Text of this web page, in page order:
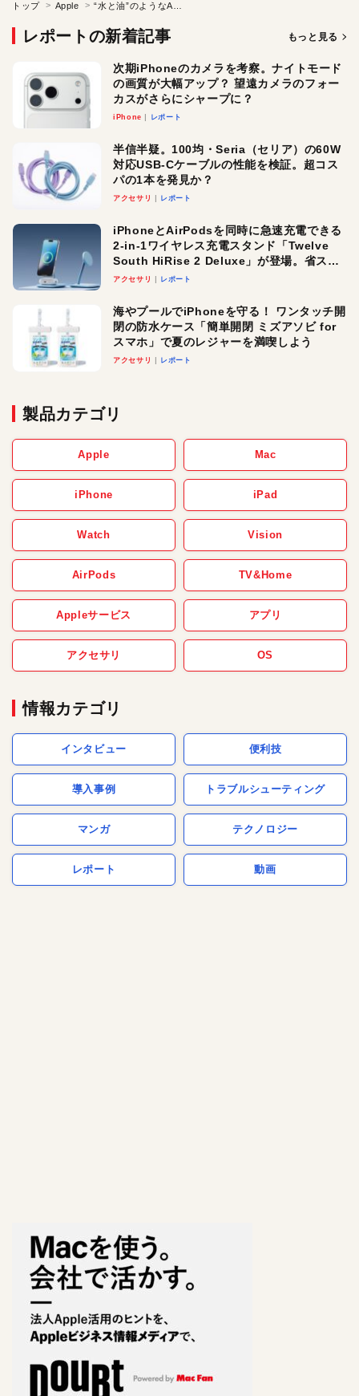
トップ Apple
レポートの新着記事 もっと見る
次期iPhoneのカメラを考察。ナイトモード
の画質が大幅アップ？ 望遠カメラのフォー
カスがさらにシャープに？
iPhone レポート
半信半疑。100均・Seria（セリア）の60W
対応USB-Cケーブルの性能を検証。超コス
パの1本を発見か？
アクセサリ レポート
iPhoneとAirPodsを同時に急速充電できる
2-in-1ワイヤレス充電スタンド「Twelve
South HiRise 2 Deluxe」が登場。省スペ
ースでおしゃれに充電したい人にオスス
アクセサリ レポート
海やプールでiPhoneを守る！ ワンタッチ開
閉の防水ケース「簡単開閉 ミズアソビ for
スマホ」で夏のレジャーを満喫しよう
アクセサリ レポート
製品カテゴリ
Apple Mac
iPhone iPad
Watch Vision
AirPods TV&Home
Appleサービス アプリ
アクセサリ OS
情報カテゴリ
インタビュー 便利技
導入事例 トラブルシューティング
マンガ テクノロジー
レポート 動画